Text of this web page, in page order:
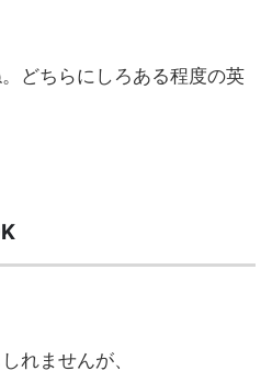
どちらにしろある程度の英
れませんが、